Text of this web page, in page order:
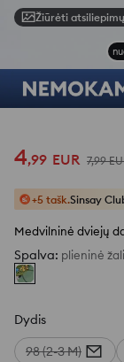
Žiūrėti
4,99 EUR 7,99
+5 tašk.Sinsay
Medvilninė dviejų
Spalva: plieninė
Dydis
98 (2-3 M)